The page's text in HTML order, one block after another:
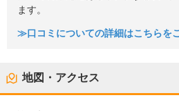
ます。
≫口コミについての詳細はこちらを
地図・アクセス